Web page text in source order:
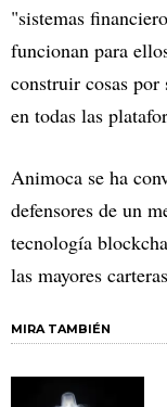
"sistemas
funcionan para
construir cosas
en todas las
Animoca se ha
defensores de un
tecnología
las mayores
MIRA TAMBIÉN